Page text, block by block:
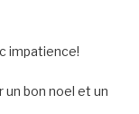
impatience!
un bon noel et un